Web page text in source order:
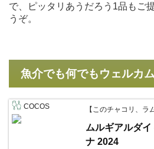
で、ピッタリあうだろう1品もご
うぞ。
魚介でも何でもウェルカム
COCOS 【このチャコリ、ラ
ムルギアルダ
ナ 2024